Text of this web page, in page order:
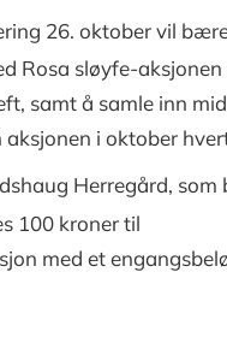
26. oktober vil
Rosa sløyfe-aksjonen
samt å samle inn
i oktober
Herregård,
100 kroner til
med et